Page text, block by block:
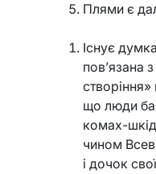
Плями є
Існує
пов’язана
що люди
комах-
чином
і дочок